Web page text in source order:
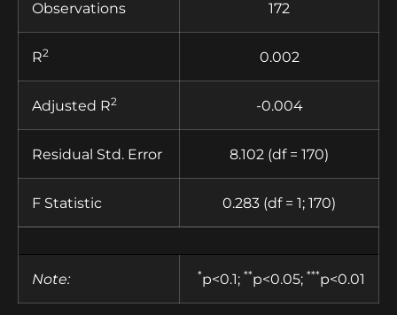
Observations 172
R2 0.002
Adjusted R2 -0.004
Residual Std. Error 8.102 (df = 170)
F Statistic 0.283 (df = 1; 170)
Note: *p<0.1; **p<0.05; ***p<0.01